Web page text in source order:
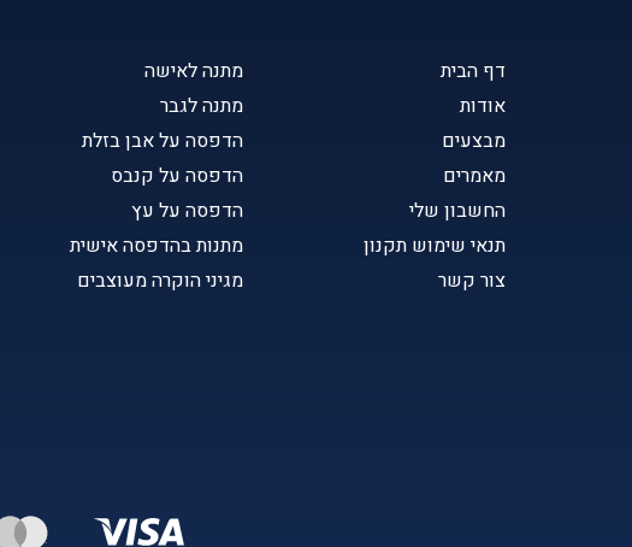
דף הבית
אודות
מבצעים
מאמרים
החשבון שלי
תנאי שימוש תקנון
צור קשר
מתנה לאישה
מתנה לגבר
הדפסה על אבן בזלת
הדפסה על קנבס
הדפסה על עץ
מתנות בהדפסה אישית
מגיני הוקרה מעוצבים